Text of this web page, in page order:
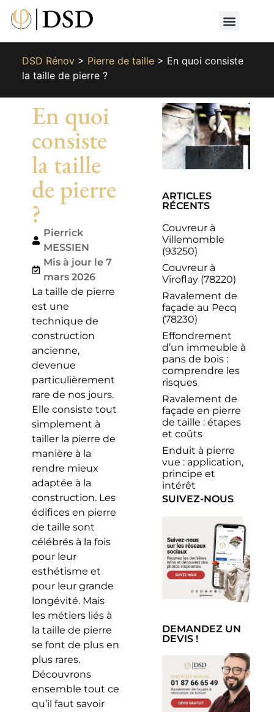
DSD Rénov> Pierre de taille> En quoi consiste
la taille de pierre ?
En quoi
consiste
la taille
de pierre
?
Pierrick
MESSIEN
Mis à jour le 7
mars 2026
La taille de pierre
est une
technique de
construction
ancienne,
devenue
particulièrement
rare de nos jours.
Elle consiste tout
simplement à
tailler la pierre de
manière à la
rendre mieux
adaptée à la
construction. Les
édifices en pierre
de taille sont
célébrés à la fois
pour leur
esthétisme et
pour leur grande
longévité. Mais
les métiers liés à
la taille de pierre
se font de plus en
plus rares.
Découvrons
ensemble tout ce
qu’il faut savoir
ARTICLES
RÉCENTS
Couvreur à
Villemomble
(93250)
Couvreur à
Viroflay (78220)
Ravalement de
façade au Pecq
(78230)
Effondrement
d’un immeuble à
pans de bois :
comprendre les
risques
Ravalement de
façade en pierre
de taille : étapes
et coûts
Enduit à pierre
vue : application,
principe et
intérêt
SUIVEZ-NOUS
DEMANDEZ UN
DEVIS !